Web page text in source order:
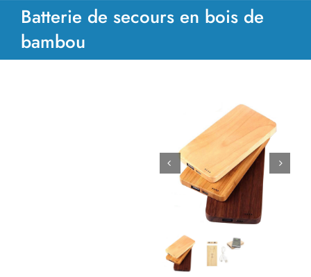
Batterie de secours en bois de
bambou